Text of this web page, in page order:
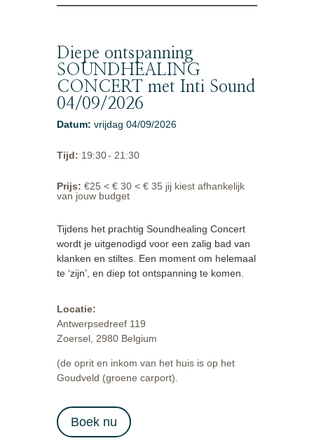
Diepe ontspanning
SOUNDHEALING
CONCERT met Inti Sound
04/09/2026
Datum: vrijdag 04/09/2026
Tijd: 19:30- 21:30
Prijs: €25 < € 30 < € 35 jij kiest afhankelijk
van jouw budget
Tijdens het prachtig Soundhealing Concert
wordt je uitgenodigd voor een zalig bad van
klanken en stiltes. Een moment om helemaal
te ‘zijn’, en diep tot ontspanning te komen.
Locatie:
Antwerpsedreef 119
Zoersel, 2980 Belgium
(de oprit en inkom van het huis is op het
Goudveld (groene carport).
Boek nu